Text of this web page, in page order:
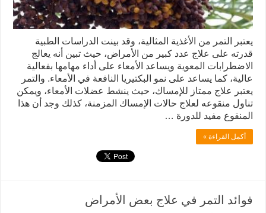
يعتبر التمر من الأغذية المثالية، وقد بينت الدراسات الطبية
قدرته على علاج عدد كبير من الأمراض، حيث تبين أنه يعالج
الاضطرابات المعوية ويساعد الأمعاء على أداء مهامها بفعالية
عالية، كما يساعد على نمو البكتيريا النافعة في الأمعاء. والتمر
يعتبر علاج ممتاز للإمساك، حيث ينشط عضلات الأمعاء، ويمكن
تناول منقوعه لعلاج حالات الإمساك المزمنة، كذلك وجد أن هذا
المنقوع مفيد للدورة …
أكمل القراءة »
فوائد التمر في علاج بعض الأمراض